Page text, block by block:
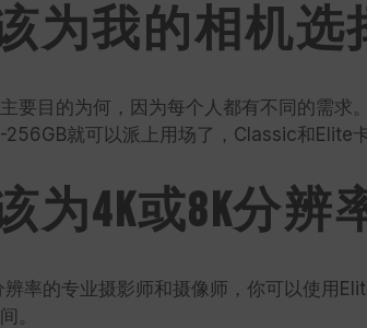
为我的相机选
要目的为何，因为每个人都有不同的需
256GB就可以派上用场了，Classic和Elite
为4K或8K分辨
率的专业摄影师和摄像师，你可以使用
。